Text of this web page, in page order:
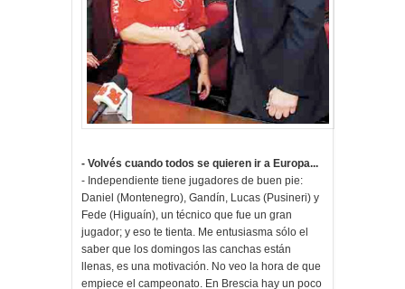
- Volvés cuando todos se quieren ir a Europa...
- Independiente tiene jugadores de buen pie:
Daniel (Montenegro), Gandín, Lucas (Pusineri) y
Fede (Higuaín), un técnico que fue un gran
jugador; y eso te tienta. Me entusiasma sólo el
saber que los domingos las canchas están
llenas, es una motivación. No veo la hora de que
empiece el campeonato. En Brescia hay un poco